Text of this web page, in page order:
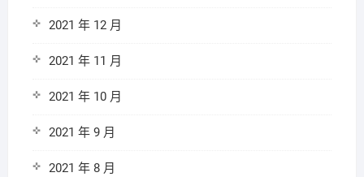
2021 年 12 月
2021 年 11 月
2021 年 10 月
2021 年 9 月
2021 年 8 月